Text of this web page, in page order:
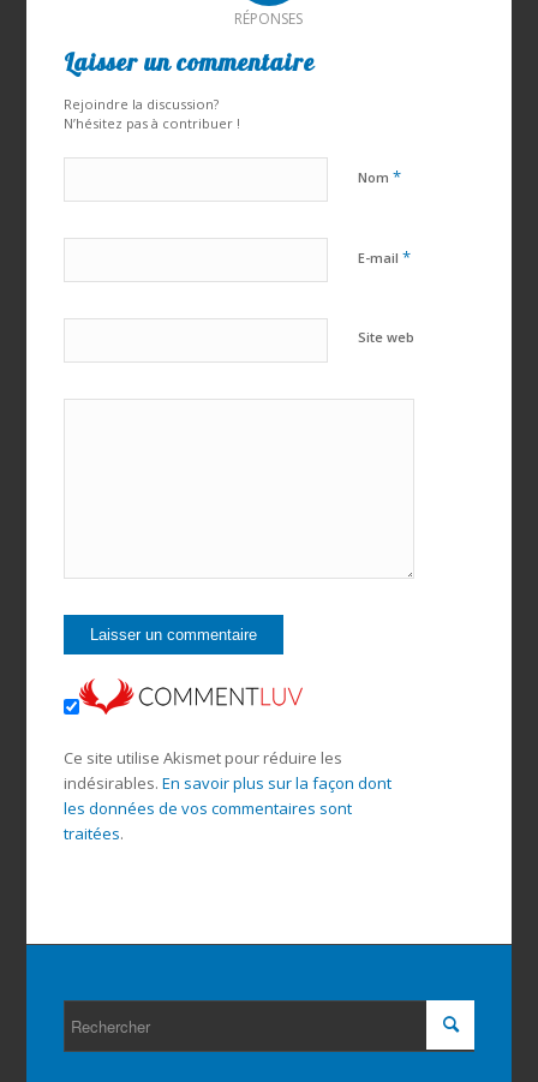
RÉPONSES
Laisser un commentaire
Rejoindre la discussion?
N’hésitez pas à contribuer !
Nom *
E-mail *
Site web
Ce site utilise Akismet pour réduire les
indésirables. En savoir plus sur la façon dont
les données de vos commentaires sont
traitées.